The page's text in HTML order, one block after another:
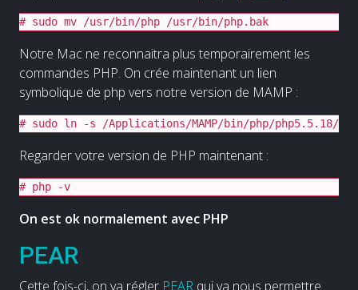
# sudo mv /usr/bin/php /usr/bin/php.bak
Notre Mac ne reconnaitra plus temporairement les
commandes PHP. On crée maintenant un lien
symbolique de php vers notre version de MAMP :
# sudo ln -s /Applications/MAMP/bin/php/php5.5.18/
Regarder votre version de PHP maintenant :
# php -v
On est ok normalement avec PHP
PEAR
Cette fois-ci, on va régler PEAR qui va nous permettre